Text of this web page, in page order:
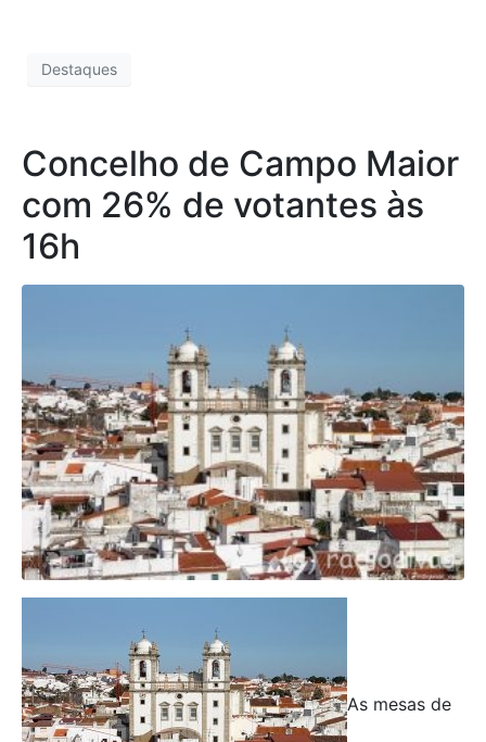
Destaques
Concelho de Campo Maior
com 26% de votantes às
16h
As mesas de